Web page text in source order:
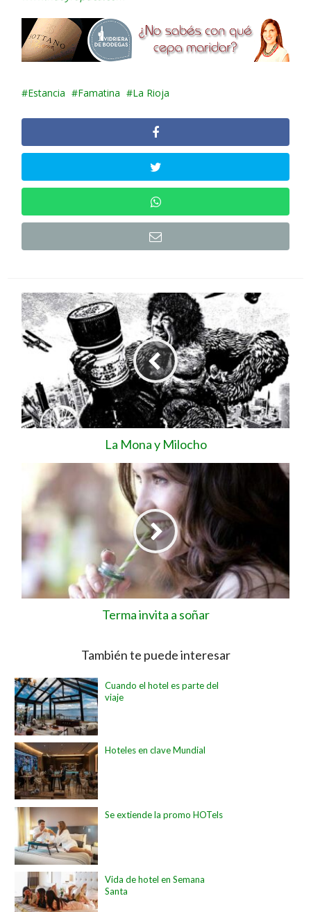
Estancia Famatina La Rioja
La Mona y Milocho
Terma invita a soñar
También te puede interesar
Cuando el hotel es parte del
viaje
Hoteles en clave Mundial
Se extiende la promo HOTels
Vida de hotel en Semana
Santa